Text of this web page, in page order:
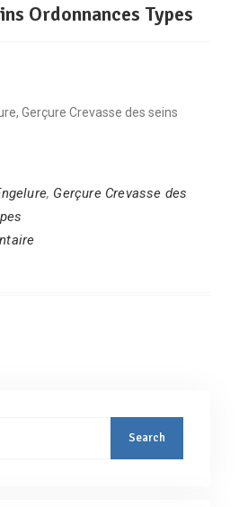
Ordonnances Types
Gerçure Crevasse des seins
, Gerçure Crevasse des